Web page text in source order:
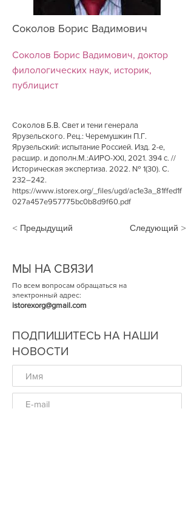
Соколов Борис Вадимович
Соколов Борис Вадимович, доктор
филологических наук, историк,
публицист
Соколов Б.В. Свет и тени генерала
Ярузельского. Рец.: Черемушкин П.Г.
Ярузельский: испытание Россией. Изд. 2-е,
расшир. и дополн.М.:АИРО-XXI, 2021. 394 с. //
Историческая экспертиза. 2022. № 1(30). С.
232–242.
https://www.istorex.org/_files/ugd/ac1e3a_81ffed1f
027a457e957775bc0b8d9f60.pdf
< Предыдущий Следующий >
МЫ НА СВЯЗИ
По всем вопросам обращаться на
электронный адрес:
istorexorg@gmail.com
ПОДПИШИТЕСЬ НА НАШИ
НОВОСТИ